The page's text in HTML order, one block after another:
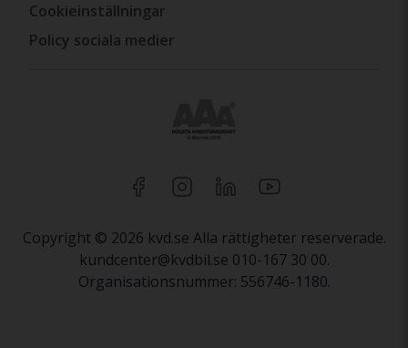
Cookieinställningar
Policy sociala medier
Copyright © 2026 kvd.se Alla rättigheter reserverade.
kundcenter@kvdbil.se 010-167 30 00.
Organisationsnummer: 556746-1180.